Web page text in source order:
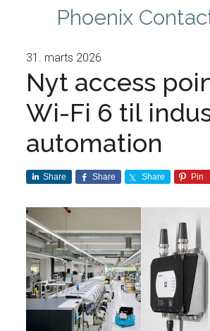
Phoenix
31. marts 2026
Nyt access
Wi-Fi 6 til
automation
Share Share Share Pin